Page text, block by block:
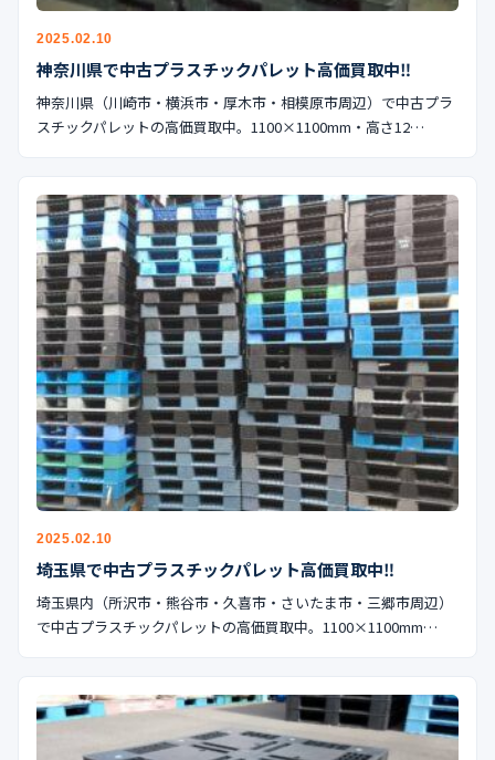
2025.02.10
神奈川県で中古プラスチックパレット高価買取中‼︎
神奈川県（川崎市・横浜市・厚木市・相模原市周辺）で中古プラ
スチックパレットの高価買取中。1100×1100mm・高さ12…
2025.02.10
埼玉県で中古プラスチックパレット高価買取中‼︎
埼玉県内（所沢市・熊谷市・久喜市・さいたま市・三郷市周辺）
で中古プラスチックパレットの高価買取中。1100×1100mm…